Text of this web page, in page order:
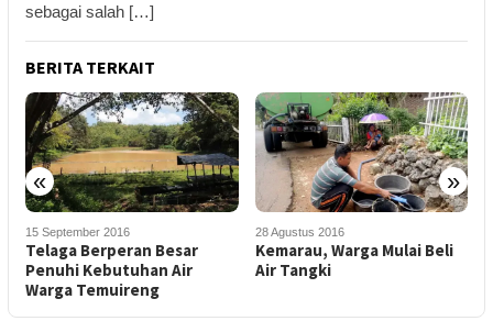
sebagai salah […]
BERITA TERKAIT
« »
15 September 2016
Telaga Berperan Besar
Penuhi Kebutuhan Air
Warga Temuireng
28 Agustus 2016
Kemarau, Warga Mulai Beli
Air Tangki